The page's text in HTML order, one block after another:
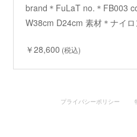
brand＊FuLaT no.＊FB003
W38cm D24cm 素材＊ナイ
￥28,600 (税込)
プライバシーポリシー